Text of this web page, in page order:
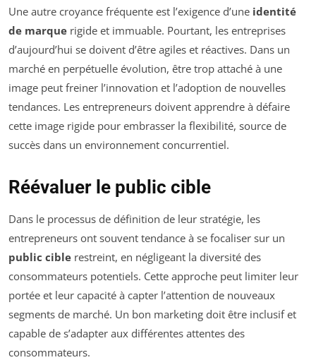
Une autre croyance fréquente est l’exigence d’une identité
de marque rigide et immuable. Pourtant, les entreprises
d’aujourd’hui se doivent d’être agiles et réactives. Dans un
marché en perpétuelle évolution, être trop attaché à une
image peut freiner l’innovation et l’adoption de nouvelles
tendances. Les entrepreneurs doivent apprendre à défaire
cette image rigide pour embrasser la flexibilité, source de
succès dans un environnement concurrentiel.
Réévaluer le public cible
Dans le processus de définition de leur stratégie, les
entrepreneurs ont souvent tendance à se focaliser sur un
public cible restreint, en négligeant la diversité des
consommateurs potentiels. Cette approche peut limiter leur
portée et leur capacité à capter l’attention de nouveaux
segments de marché. Un bon marketing doit être inclusif et
capable de s’adapter aux différentes attentes des
consommateurs.